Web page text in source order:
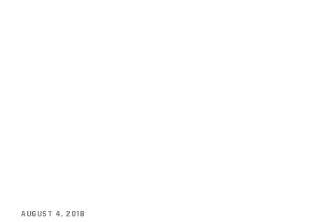
AUGUST 4, 2018